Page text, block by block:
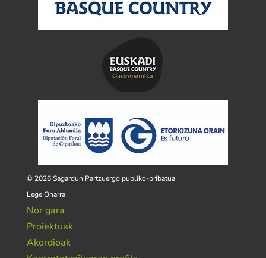
© 2026 Sagardun Partzuergo publiko-pribatua
Lege Oharra
Nor gara
Proiektuak
Akordioak